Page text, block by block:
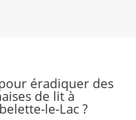
éradiquer des
de lit à
le-Lac ?